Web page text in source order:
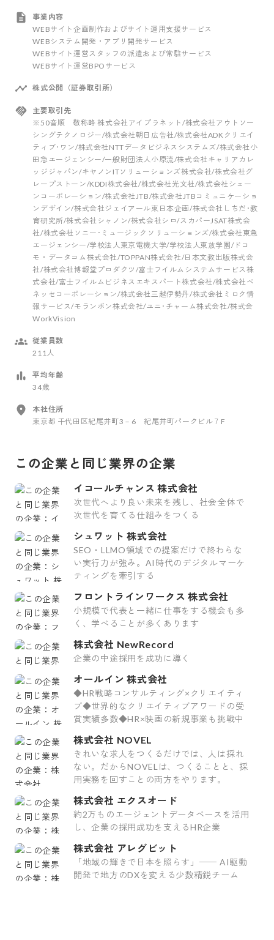
事業内容
WEBサイト企画制作およびサイト運用支援サービス
WEBシステム開発・アプリ開発サービス
WEBサイト運営スタッフの派遣および常駐サービス
WEBサイト運営BPOサービス
株式公開（証券取引所）
主要取引先
※50音順 敬称略 株式会社アイプラネット/株式会社アウトソー
シングテクノロジー/株式会社朝日広告社/株式会社ADKクリエイ
ティブ･ワン/株式会社NTTデータビジネスシステムズ/株式会社小
田急エージェンシー/一般財団法人小原流/株式会社キャリアカレ
ッジジャパン/キヤノンITソリューションズ株式会社/株式会社グ
レープストーン/KDDI株式会社/株式会社光文社/株式会社シェー
ンコーポレーション/株式会社JTB/株式会社JTBコミュニケーショ
ンデザイン/株式会社ジェイアール東日本企画/株式会社しちだ･教
育研究所/株式会社シャノン/株式会社シロ/スカパーJSAT株式会
社/株式会社ソニー･ミュージックソリューションズ/株式会社東急
エージェンシー/学校法人東京電機大学/学校法人東放学園/ドコ
モ・データコム株式会社/TOPPAN株式会社/日本文教出版株式会
社/株式会社博報堂プロダクツ/富士フイルムシステムサービス株
式会社/富士フイルムビジネスエキスパート株式会社/株式会社ベ
ネッセコーポレーション/株式会社三越伊勢丹/株式会社ミロク情
報サービス/モランボン株式会社/ユニ･チャーム株式会社/株式会
WorkVision
従業員数
211人
平均年齢
34歳
本社住所
東京都 千代田区紀尾井町3－6 紀尾井町パークビル７F
この企業と同じ業界の企業
イコールチャンス 株式会社
次世代へより良い未来を残し、社会全体で
次世代を育てる仕組みをつくる
シュワット 株式会社
SEO・LLMO領域での提案だけで終わらな
い実行力が強み。AI時代のデジタルマーケ
ティングを牽引する
フロントラインワークス 株式会社
小規模で代表と一緒に仕事をする機会も多
く、学べることが多くあります
株式会社 NewRecord
企業の中途採用を成功に導く
オールイン 株式会社
◆HR戦略コンサルティング×クリエイティ
ブ◆世界的なクリエイティブアワードの受
賞実績多数◆HR×映画の新規事業も挑戦中
株式会社 NOVEL
きれいな求人をつくるだけでは、人は採れ
ない。だからNOVELは、つくることと、採
用実務を回すことの両方をやります。
株式会社 エクスオード
約2万ものエージェントデータベースを活用
し、企業の採用成功を支えるHR企業
株式会社 アレグビット
「地域の輝きで日本を照らす」── AI駆動
開発で地方のDXを変える少数精鋭チーム